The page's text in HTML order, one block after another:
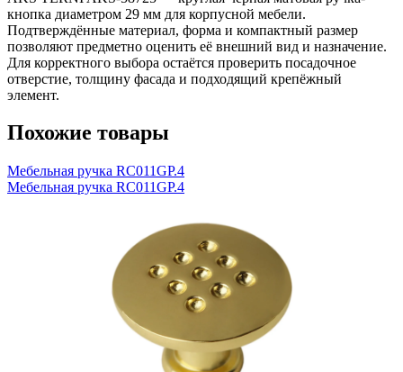
кнопка диаметром 29 мм для корпусной мебели.
Подтверждённые материал, форма и компактный размер
позволяют предметно оценить её внешний вид и назначение.
Для корректного выбора остаётся проверить посадочное
отверстие, толщину фасада и подходящий крепёжный
элемент.
Похожие товары
Мебельная ручка RC011GP.4
Мебельная ручка RC011GP.4